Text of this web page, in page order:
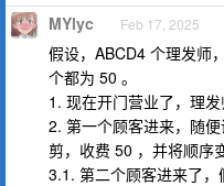
MYlyc Feb 17, 2025
假设，ABCD4 个理发师
个都为 50 。
1. 现在开门营业了，理发
2. 第一个顾客进来，随
剪，收费 50 ，并将顺序
3.1. 第二个顾客进来了，